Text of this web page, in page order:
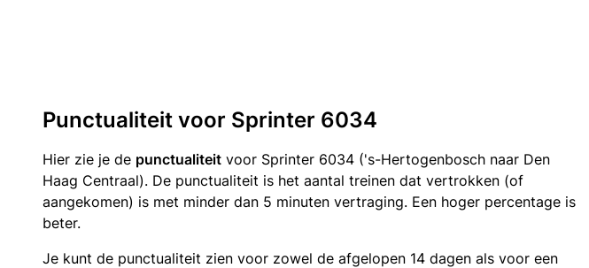
Punctualiteit voor Sprinter 6034
Hier zie je de punctualiteit voor Sprinter 6034 ('s-Hertogenbosch naar Den
Haag Centraal). De punctualiteit is het aantal treinen dat vertrokken (of
aangekomen) is met minder dan 5 minuten vertraging. Een hoger percentage is
beter.
Je kunt de punctualiteit zien voor zowel de afgelopen 14 dagen als voor een